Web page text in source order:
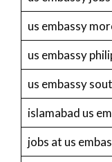
us embassy
us embassy
us embassy
islamabad us
jobs at us